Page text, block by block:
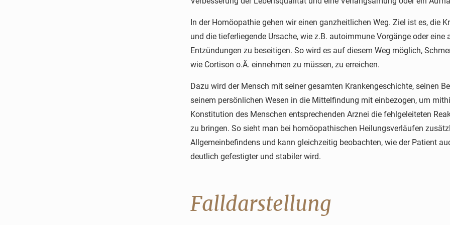
In der Homöopathie gehen wir einen ganzheitlichen Weg. Ziel ist es, die
und die tieferliegende Ursache, wie z.B. autoimmune Vorgänge oder
Entzündungen zu beseitigen. So wird es auf diesem Weg möglich,
wie Cortison o.Ä. einnehmen zu müssen, zu erreichen.
Dazu wird der Mensch mit seiner gesamten Krankengeschichte, seinen
seinem persönlichen Wesen in die Mittelfindung mit einbezogen, um
Konstitution des Menschen entsprechenden Arznei die fehlgeleiteten
zu bringen. So sieht man bei homöopathischen Heilungsverläufen
Allgemeinbefindens und kann gleichzeitig beobachten, wie der Patient
deutlich gefestigter und stabiler wird.
Falldarstellung